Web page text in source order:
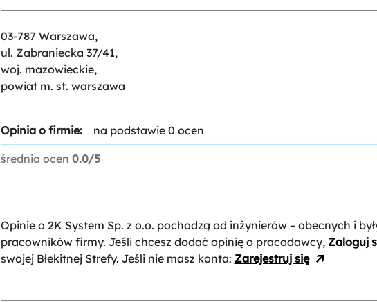
03-787 Warszawa,
ul. Zabraniecka 37/41,
woj. mazowieckie,
powiat m. st. warszawa
Opinia o firmie: na podstawie 0 ocen
średnia ocen 0.0/5
Opinie o 2K System Sp. z o.o. pochodzą od inżynierów – obecnych i
pracowników firmy. Jeśli chcesz dodać opinię o pracodawcy, Zaloguj
swojej Błekitnej Strefy. Jeśli nie masz konta: Zarejestruj się